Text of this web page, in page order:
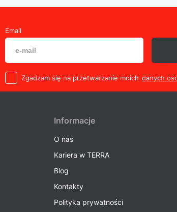
Email
Zgadzam się na przetwarzanie moich danych
Informacje
O nas
Kariera w TERRA
Blog
Kontakty
Polityka prywatności